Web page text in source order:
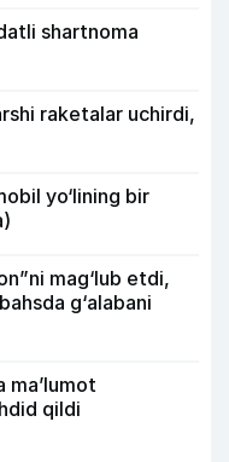
shartnoma
raketalar uchirdi,
yo‘lining bir
mag‘lub etdi,
g‘alabani
ma’lumot
qildi